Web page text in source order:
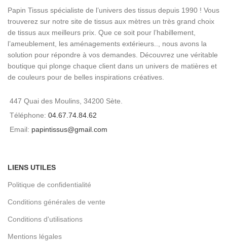
Papin Tissus spécialiste de l’univers des tissus depuis 1990 ! Vous
trouverez sur notre site de tissus aux mètres un très grand choix
de tissus aux meilleurs prix. Que ce soit pour l’habillement,
l’ameublement, les aménagements extérieurs.., nous avons la
solution pour répondre à vos demandes. Découvrez une véritable
boutique qui plonge chaque client dans un univers de matières et
de couleurs pour de belles inspirations créatives.
447 Quai des Moulins, 34200 Sète.
Téléphone: 04.67.74.84.62
Email: papintissus@gmail.com
LIENS UTILES
Politique de confidentialité
Conditions générales de vente
Conditions d'utilisations
Mentions légales